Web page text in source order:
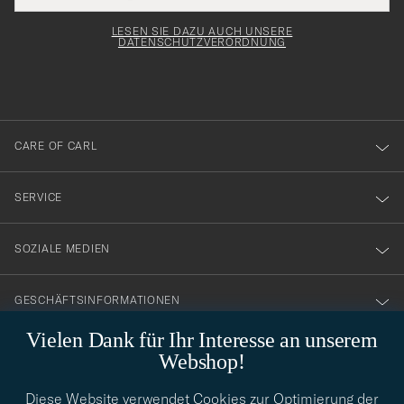
Vielen Dank für Ihr Interesse an unserem
Webshop!
Diese Website verwendet Cookies zur Optimierung der
Adresse
för
dig
till
vårt
nyhetsbrev!
LESEN SIE DAZU AUCH UNSERE
DATENSCHUTZVERORDNUNG
CARE OF CARL
SERVICE
SOZIALE MEDIEN
GESCHÄFTSINFORMATIONEN